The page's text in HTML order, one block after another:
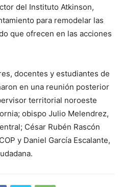
del Instituto Atkinson,
para remodelar las
que ofrecen en las acciones
docentes y estudiantes de
en una reunión posterior
territorial noroeste
obispo Julio Melendrez,
César Rubén Rascón
y Daniel García Escalante,